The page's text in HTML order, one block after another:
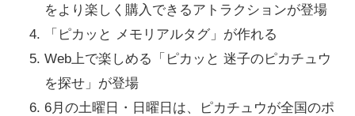
をより楽しく購入できるアトラクションが登場
「ピカッと メモリアルタグ」が作れる
Web上で楽しめる「ピカッと 迷子のピカチュウ
を探せ」が登場
6月の土曜日・日曜日は、ピカチュウが全国のポ